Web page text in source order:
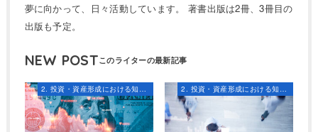
夢に向かって、日々活動しています。 著書出版は2冊、3冊目の
出版も予定。
NEW POST